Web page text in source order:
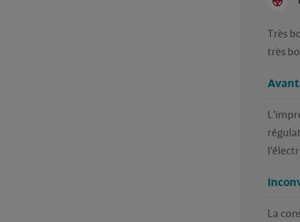
Très
très
La